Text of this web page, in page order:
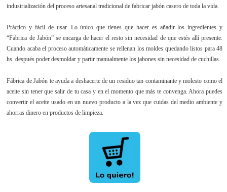
industrialización del proceso artesanal tradicional de fabricar jabón casero de toda la vida.
Práctico y fácil de usar. Lo único que tienes que hacer es añadir los ingredientes y
“Fabrica de Jabón” se encarga de hacer el resto sin necesidad de que estés allí presente.
Cuando acaba el proceso automáticamente se rellenan los moldes quedando listos para 48
hs. después poder desmoldar y partir manualmente los jabones sin necesidad de cuchillas.
Fábrica de Jabón te ayuda a deshacerte de un residuo tan contaminante y molesto como el
aceite sin tener que salir de tu casa y en el momento que más te convenga. Ahora puedes
convertir el aceite usado en un nuevo producto a la vez que cuidas del medio ambiente y
ahorras dinero en productos de limpieza.